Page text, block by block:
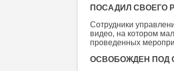
ПОСАДИЛ СВОЕГО
Сотрудники
видео, на котором
проведенных
ОСВОБОЖДЕН ПОД